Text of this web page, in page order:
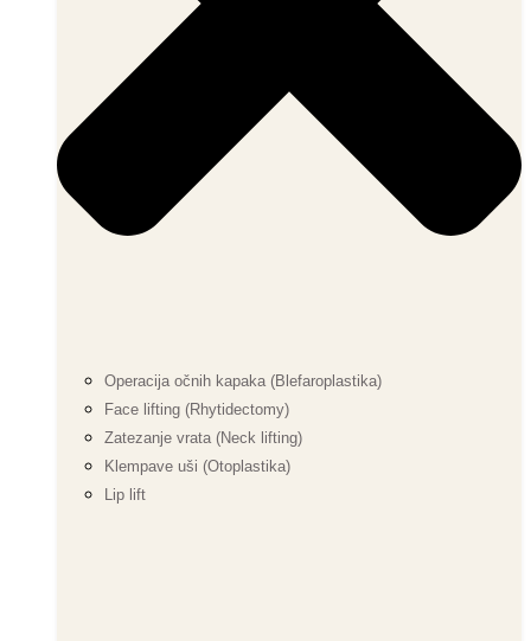
Operacija očnih kapaka (Blefaroplastika)
Face lifting (Rhytidectomy)
Zatezanje vrata (Neck lifting)
Klempave uši (Otoplastika)
Lip lift